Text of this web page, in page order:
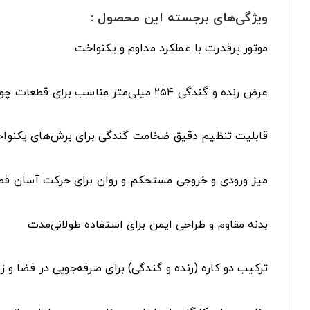
ویژگی‌های برجسته این محصول :
موتور پرقدرت با عملکرد مداوم و یکنواخت
عرض رنده و گندگی ۲۵۴ میلی‌متر مناسب برای قطعات چوبی مختلف
قابلیت تنظیم دقیق ضخامت گندگی برای برش‌های
میز ورودی و خروجی مستحکم و روان برای حرکت آسان
بدنه مقاوم و طراحی ایمن برای استفاده طولانی‌مدت
ترکیب دو کاره (رنده و گندگی) برای صرفه‌جویی در فضا و